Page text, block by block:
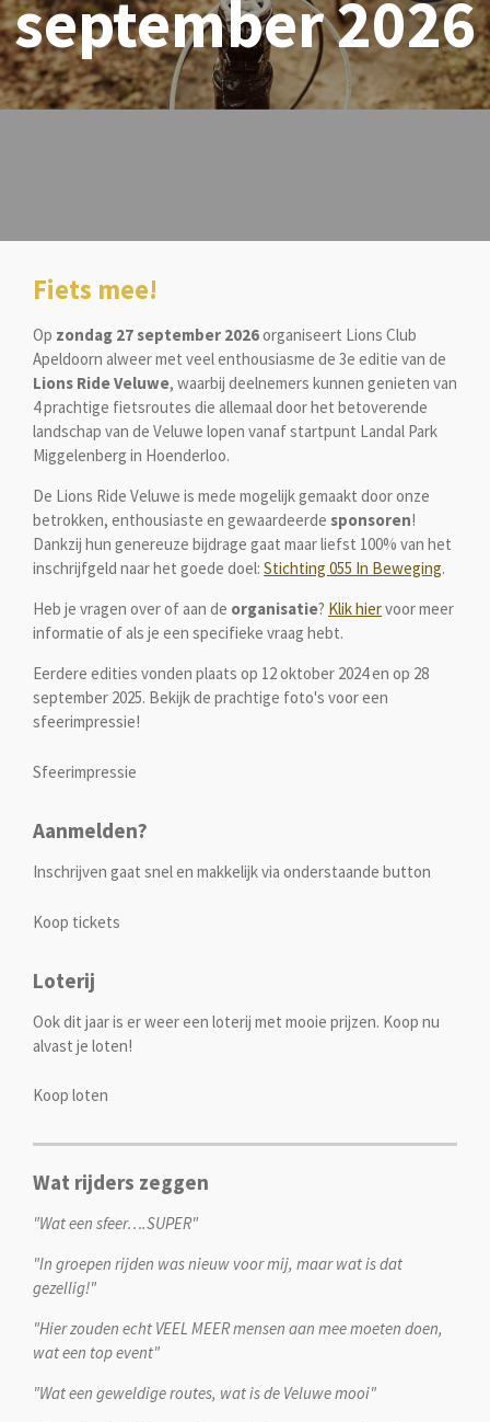
september 2026
Fiets mee!
Op zondag 27 september 2026organiseert Lions Club
Apeldoorn alweer met veel enthousiasme de 3e editie van de
Lions Ride Veluwe, waarbij deelnemers kunnen genieten van
4 prachtige fietsroutes die allemaal door het betoverende
landschap van de Veluwe lopen vanaf startpunt Landal Park
Miggelenberg in Hoenderloo.
De Lions Ride Veluwe is mede mogelijk gemaakt door onze
betrokken, enthousiaste en gewaardeerde sponsoren!
Dankzij hun genereuze bijdrage gaat maar liefst 100% van het
inschrijfgeld naar het goede doel: Stichting 055 In Beweging.
Heb je vragen over of aan de organisatie? Klik hiervoor meer
informatie of als je een specifieke vraag hebt.
Eerdere edities vonden plaats op 12 oktober 2024 en op 28
september 2025. Bekijk de prachtige foto's voor een
sfeerimpressie!
Sfeerimpressie
Aanmelden?
Inschrijven gaat snel en makkelijk via onderstaande button
Koop tickets
Loterij
Ook dit jaar is er weer een loterij met mooie prijzen. Koop nu
alvast je loten!
Koop loten
Wat rijders zeggen
"Wat een sfeer….SUPER"
"In groepen rijden was nieuw voor mij, maar wat is dat
gezellig!"
"Hier zouden echt VEEL MEER mensen aan mee moeten doen,
wat een top event"
"Wat een geweldige routes, wat is de Veluwe mooi"